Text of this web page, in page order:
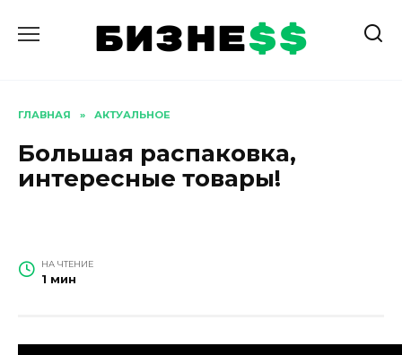
содержанию
ГЛАВНАЯ » АКТУАЛЬНОЕ
Большая распаковка,
интересные товары!
НА ЧТЕНИЕ
1 мин